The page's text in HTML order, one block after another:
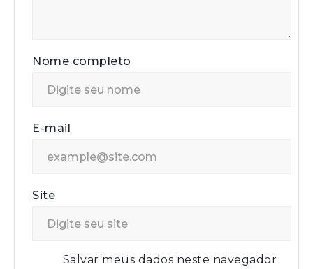
Nome completo
E-mail
Site
Salvar meus dados neste navegador